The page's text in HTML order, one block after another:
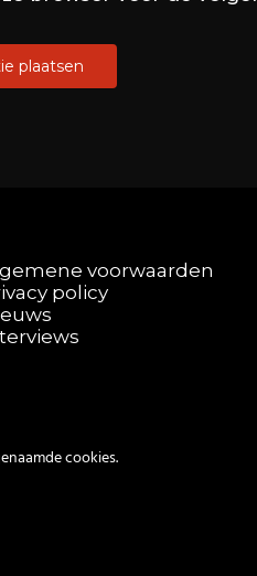
voorwaarden
policy
cookies.